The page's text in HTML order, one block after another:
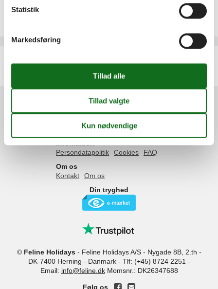
Ferielejlighed - 4 personer - 23992 - Neukloster
Emne nr.:
Gavekort
Tilbudsmail
Persondatapolitik
Cookies
FAQ
Om os
Kontakt
Om os
Din tryghed
© Feline Holidays- Feline Holidays A/S- Nygade 8B, 2.th -
DK-7400 Herning - Danmark - Tlf: (+45) 8724 2251 -
Email: info@feline.dk Momsnr.: DK26347688
Følg os
Statistik
Markedsføring